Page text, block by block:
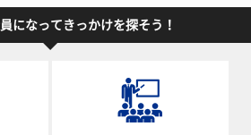
になってきっかけを探そう！